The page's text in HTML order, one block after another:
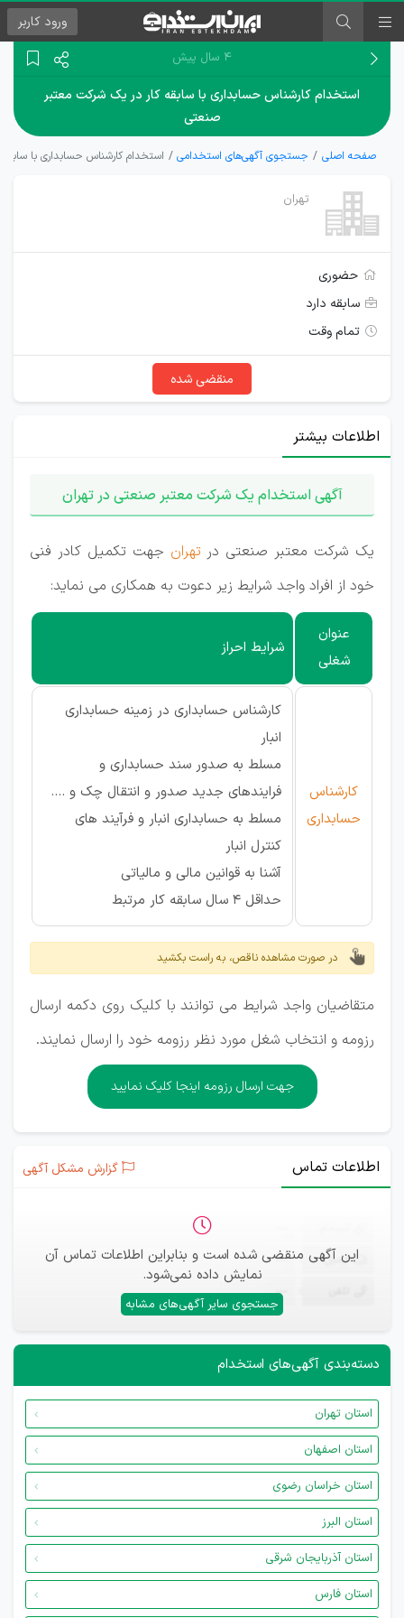
ورود کاربر
۴ سال پیش
استخدام کارشناس حسابداری با سابقه کار در یک شرکت معتبر
صنعتی
صفحه اصلی جستجوی آگهی‌های استخدامی استخدام کارشناس حسابداری با
تهران
حضوری
سابقه دارد
تمام وقت
منقضی شده
اطلاعات بیشتر
آگهی استخدام یک شرکت معتبر صنعتی در تهران
یک شرکت معتبر صنعتی در تهران جهت تکمیل کادر فنی
خود از افراد واجد شرایط زیر دعوت به همکاری می نماید:
عنوان
شغلی
شرایط احراز
کارشناس
حسابداری
کارشناس حسابداری در زمینه حسابداری
انبار
مسلط به صدور سند حسابداری و
فرایندهای جدید صدور و انتقال چک و ....
مسلط به حسابداری انبار و فرآیند های
کنترل انبار
آشنا به قوانین مالی و مالیاتی
حداقل 4 سال سابقه کار مرتبط
در صورت مشاهده ناقص، به راست بکشید
متقاضیان واجد شرایط می توانند با کلیک روی دکمه ارسال
رزومه و انتخاب شغل مورد نظر رزومه خود را ارسال نمایند.
جهت ارسال رزومه اینجا کلیک نمایید
اطلاعات تماس گزارش مشکل آگهی
این آگهی منقضی شده است و بنابراین اطلاعات تماس آن
نمایش داده نمی‌شود.
جستجوی سایر آگهی‌های مشابه
ایمیل —
—
دسته‌بندی آگهی‌های استخدام
استان تهران
استان اصفهان
استان خراسان رضوی
استان البرز
استان آذربایجان شرقی
استان فارس